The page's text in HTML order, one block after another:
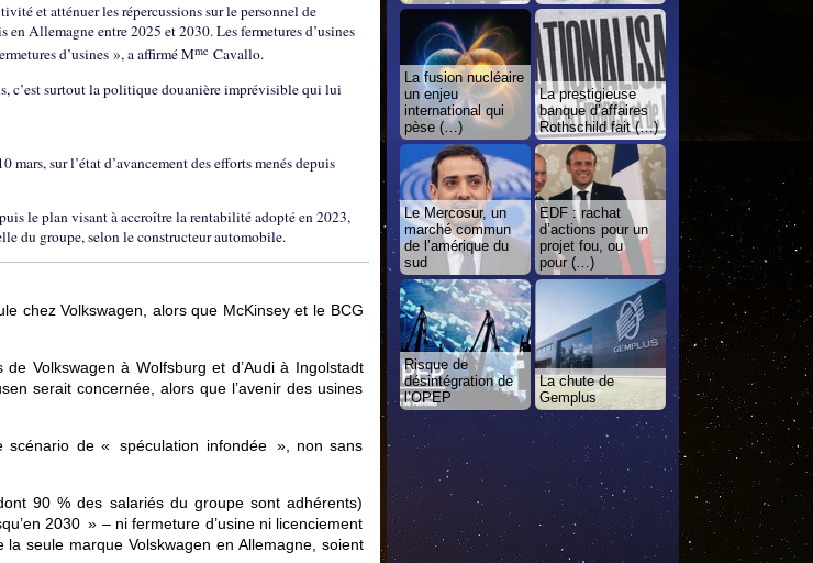
et atténuer les répercussions sur le personnel de
Allemagne entre 2025 et 2030. Les fermetures d’usines
d’usines », a affirmé Mme Cavallo.
c’est surtout la politique douanière imprévisible qui lui
sur l’état d’avancement des efforts menés depuis
le plan visant à accroître la rentabilité adopté en 2023,
du groupe, selon le constructeur automobile.
chez Volkswagen, alors que McKinsey et le BCG
Volkswagen à Wolfsburg et d’Audi à Ingolstadt
serait concernée, alors que l’avenir des usines
scénario de « spéculation infondée », non sans
90 % des salariés du groupe sont adhérents)
2030 » – ni fermeture d’usine ni licenciement
seule marque Volskwagen en Allemagne, soient
La fusion nucléaire
un enjeu
international qui
pèse (…)
La prestigieuse
banque d’affaires
Rothschild fait (…)
Le Mercosur, un
marché commun
de l’amérique du
sud
EDF : rachat
d’actions pour un
projet fou, ou
pour (…)
Risque de
désintégration de
l’OPEP
La chute de
Gemplus